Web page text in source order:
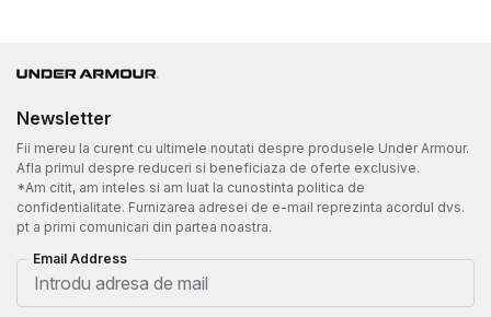
Newsletter
Fii mereu la curent cu ultimele noutati despre produsele Under Armour.
Afla primul despre reduceri si beneficiaza de oferte exclusive.
*Am citit, am inteles si am luat la cunostinta politica de
confidentialitate. Furnizarea adresei de e-mail reprezinta acordul dvs.
pt a primi comunicari din partea noastra.
Email Address